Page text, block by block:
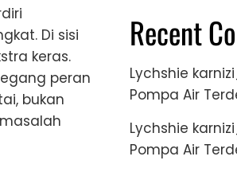
Di sisi
keras.
peran
bukan
Recent
Lychshie
Pompa Air
Lychshie
Pompa Air